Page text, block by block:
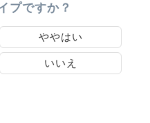
プですか？
ややはい
いいえ